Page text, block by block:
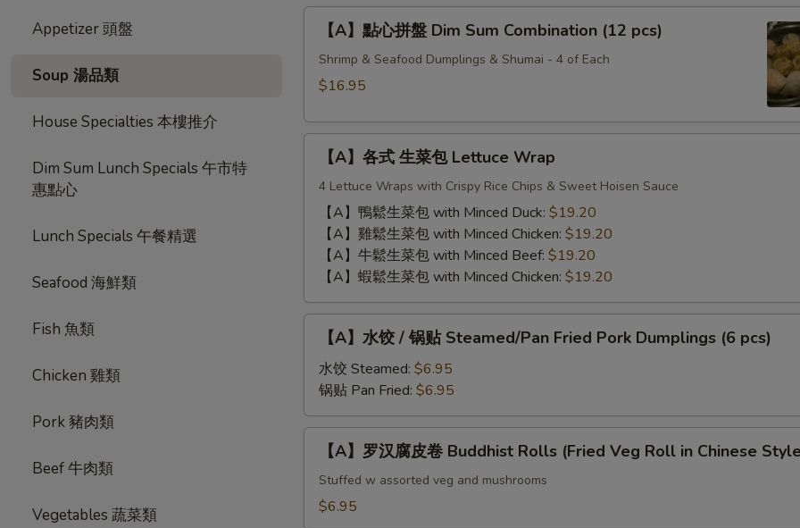
Appetizer 頭盤
Soup 湯品類
House Specialties 本樓推介
Dim Sum Lunch Specials 午市特
惠點心
Lunch Specials 午餐精選
Seafood 海鮮類
Fish 魚類
Chicken 雞類
Pork 豬肉類
Beef 牛肉類
Vegetables 蔬菜類
【A】
Dim
Sum
Combination
(12
pcs)
【A】點心拼盤 Dim Sum Combination (12 pcs)
Shrimp & Seafood Dumplings & Shumai - 4 of Each
$16.95
【A】
Lettuce
【A】各式 生菜包 Lettuce Wrap
4 Lettuce Wraps with Crispy Rice Chips & Sweet Hoisen Sauce
【A】鴨鬆生菜包 with Minced Duck: $19.20
【A】雞鬆生菜包 with Minced Chicken: $19.20
【A】牛鬆生菜包 with Minced Beef: $19.20
【A】蝦鬆生菜包 with Minced Chicken: $19.20
【A】
锅
贴
Steamed/Pan
Fried
Pork
Dumplings
【A】水饺 / 锅贴 Steamed/Pan Fried Pork Dumplings (6 pcs)
水饺 Steamed: $6.95
锅贴 Pan Fried: $6.95
【A】
【A】罗汉腐皮卷 Buddhist Rolls (Fried Veg Roll in Chinese
Stuffed w assorted veg and mushrooms
$6.95